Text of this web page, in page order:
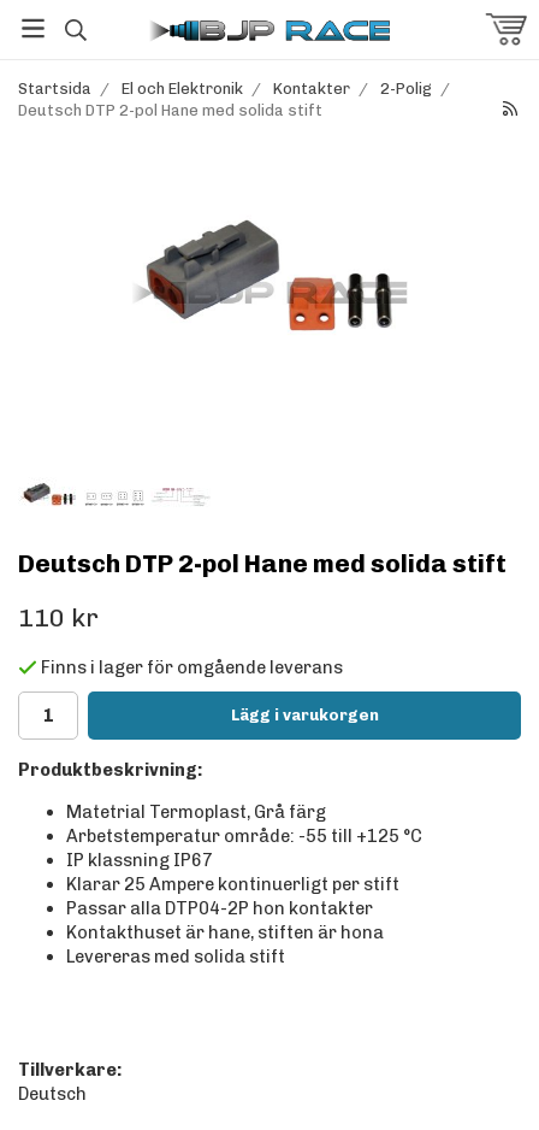
Startsida / El och Elektronik / Kontakter / 2-Polig /
Deutsch DTP 2-pol Hane med solida stift
Deutsch DTP 2-pol Hane med solida stift
110 kr
Finns i lager för omgående leverans
Lägg i varukorgen
Produktbeskrivning:
Matetrial Termoplast, Grå färg
Arbetstemperatur område: -55 till +125 °C
IP klassning IP67
Klarar 25 Ampere kontinuerligt per stift
Passar alla DTP04-2P hon kontakter
Kontakthuset är hane, stiften är hona
Levereras med solida stift
Tillverkare:
Deutsch